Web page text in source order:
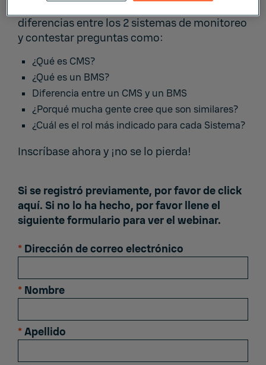
diferencias entre los 2 sistemas de monitoreo
y contestar preguntas como:
¿Qué es CMS?
¿Qué es un BMS?
Diferencia entre un CMS y un BMS
¿Porqué mucha gente cree que son similares?
¿Cuál es el rol más indicado para cada Sistema?
Inscríbase ahora y ¡no se lo pierda!
Si se registró previamente, por favor declick
aquí. Si no lo ha hecho, por favor llene el
siguiente formulario para ver el webinar.
* Dirección de correo electrónico
* Nombre
* Apellido